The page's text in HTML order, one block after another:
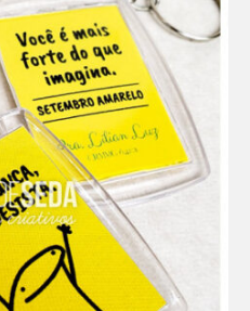
de prevenção